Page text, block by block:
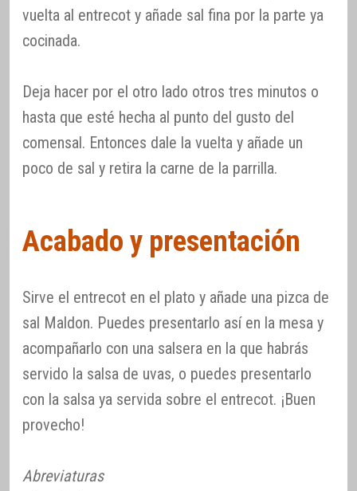
vuelta al entrecot y añade sal fina por la parte ya
cocinada.
Deja hacer por el otro lado otros tres minutos o
hasta que esté hecha al punto del gusto del
comensal. Entonces dale la vuelta y añade un
poco de sal y retira la carne de la parrilla.
Acabado y presentación
Sirve el entrecot en el plato y añade una pizca de
sal Maldon. Puedes presentarlo así en la mesa y
acompañarlo con una salsera en la que habrás
servido la salsa de uvas, o puedes presentarlo
con la salsa ya servida sobre el entrecot. ¡Buen
provecho!
Abreviaturas